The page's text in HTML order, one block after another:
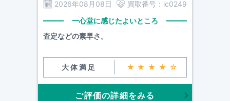
2026年08月08日
買取番号： ic0249
一心堂に感じたよいところ
査定などの素早さ。
大体満足 ★★★★☆
ご評価の詳細をみる